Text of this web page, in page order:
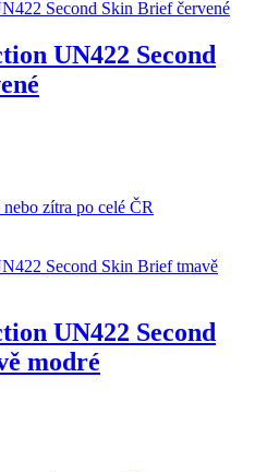
UN422 Second
zítra po celé ČR
UN422 Second
modré